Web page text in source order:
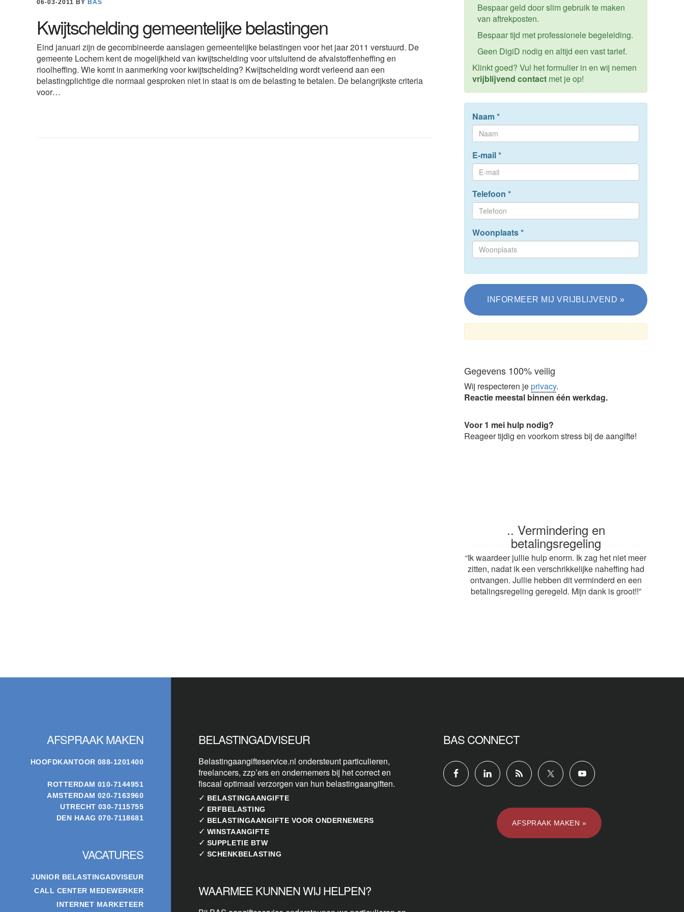
06-03-2011 BY BAS
Kwijtschelding gemeentelijke belastingen
Eind januari zijn de gecombineerde aanslagen gemeentelijke belastingen voor het jaar 2011 verstuurd. De
gemeente Lochem kent de mogelijkheid van kwijtschelding voor uitsluitend de afvalstoffenheffing en
rioolheffing. Wie komt in aanmerking voor kwijtschelding? Kwijtschelding wordt verleend aan een
belastingplichtige die normaal gesproken niet in staat is om de belasting te betalen. De belangrijkste criteria
voor…
Bespaar geld door slim gebruik te maken
van aftrekposten.
Bespaar tijd met professionele begeleiding.
Geen DigiD nodig en altijd een vast tarief.
Klinkt goed? Vul het formulier in en wij nemen
vrijblijvend contact met je op!
Naam*
E-mail*
Telefoon *
Woonplaats*
Gegevens 100% veilig
Wij respecteren jeprivacy.
Reactie meestal binnen één werkdag.
Voor 1 mei hulp nodig?
Reageer tijdig en voorkom stress bij de aangifte!
.. Snelle service
“ Heel erg bedankt voor de snelle afwikkeling van
mijn aangifte. Op advies van mijn buurvrouw heb ik
gebruik gemaakt van jullie diensten. De adviseur
mag volgend jaar weer terugkomen! Grt.
AFSPRAAK MAKEN
HOOFDKANTOOR 088-1201400
ROTTERDAM 010-7144951
AMSTERDAM 020-7163960
UTRECHT 030-7115755
DEN HAAG 070-7118681
VACATURES
JUNIOR BELASTINGADVISEUR
CALL CENTER MEDEWERKER
INTERNET MARKETEER
BELASTINGADVISEUR
Belastingaangifteservice.nl ondersteunt particulieren,
freelancers, zzp’ers en ondernemers bij het correct en
fiscaal optimaal verzorgen van hun belastingaangiften.
✓ BELASTINGAANGIFTE
✓ ERFBELASTING
✓ BELASTINGAANGIFTE VOOR ONDERNEMERS
✓ WINSTAANGIFTE
✓ SUPPLETIE BTW
✓ SCHENKBELASTING
WAARMEE KUNNEN WIJ HELPEN?
BAS CONNECT
AFSPRAAK MAKEN »